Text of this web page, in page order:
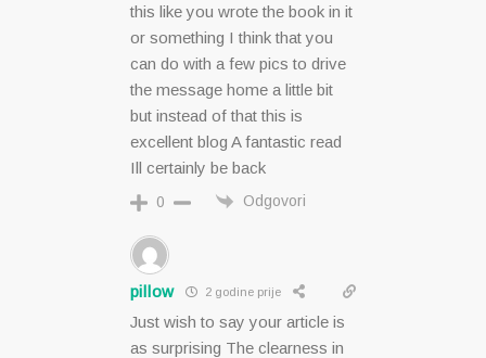
this like you wrote the book in it
or something I think that you
can do with a few pics to drive
the message home a little bit
but instead of that this is
excellent blog A fantastic read
Ill certainly be back
0 Odgovori
pillow 2 godine prije
Just wish to say your article is
as surprising The clearness in